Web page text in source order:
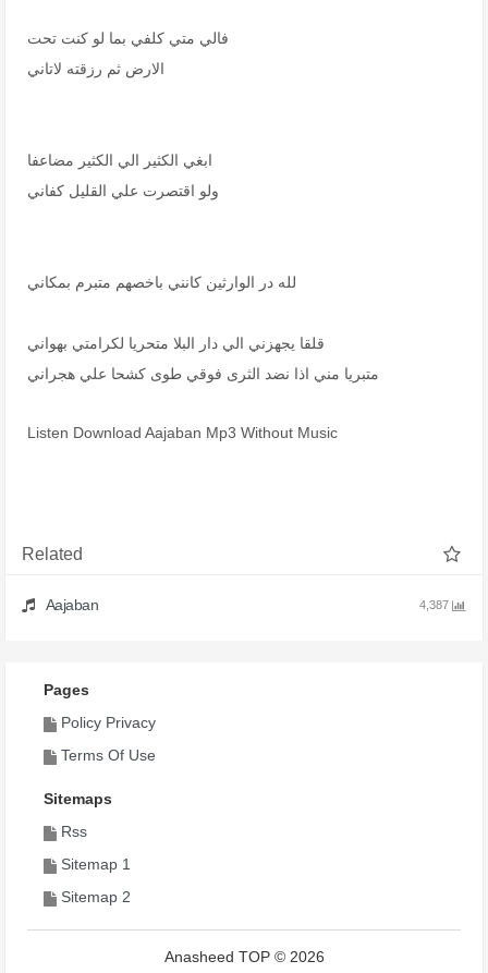
فالي متي كلفي بما لو كنت تحت
الارض ثم رزقته لاتاني
ابغي الكثير الي الكثير مضاعفا
ولو اقتصرت علي القليل كفاني
لله در الوارثين كانني باخصهم متبرم بمكاني
قلقا يجهزني الي دار البلا متحريا لكرامتي بهواني
متبريا مني اذا نضد الثرى فوقي طوى كشحا علي هجراني
Listen Download Aajaban Mp3 Without Music
Related
Aajaban 4,387
Pages
Policy Privacy
Terms Of Use
Sitemaps
Rss
Sitemap 1
Sitemap 2
Anasheed TOP © 2026